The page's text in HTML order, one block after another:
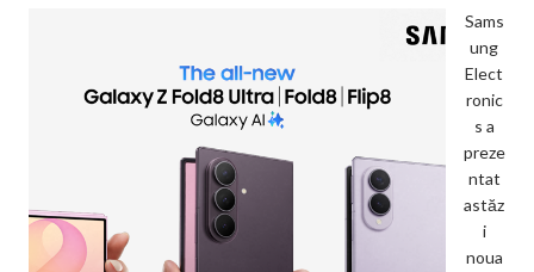
Sams
ung
Elect
ronic
s a
preze
ntat
astăz
i
noua